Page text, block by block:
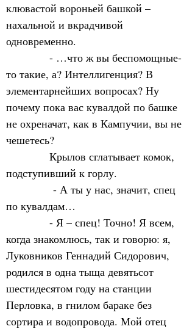
клювастой вороньей башкой –
нахальной и вкрадчивой
одновременно.
- …что ж вы беспомощные-
то такие, а? Интеллигенция? В
элементарнейших вопросах? Ну
почему пока вас кувалдой по башке
не охреначат, как в Кампучии, вы не
чешетесь?
Крылов сглатывает комок,
подступивший к горлу.
- А ты у нас, значит, спец
по кувалдам…
- Я – спец! Точно! Я всем,
когда знакомлюсь, так и говорю: я,
Луковников Геннадий Сидорович,
родился в одна тыща девятьсот
шестидесятом году на станции
Перловка, в гнилом бараке без
сортира и водопровода. Мой отец